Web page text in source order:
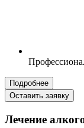
Подробнее
Оставить заявку
Лечение